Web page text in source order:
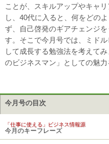
ことが、スキルアップやキャ
し、40代に入ると、何をどの
ず、自己啓発のギアチェンジ
す。そこで今月号では、ミド
して成長する勉強法を考えて
のビジネスマン」としての魅力
今月号の目次
「仕事に使える」ビジネス情報源
今月のキーフレーズ